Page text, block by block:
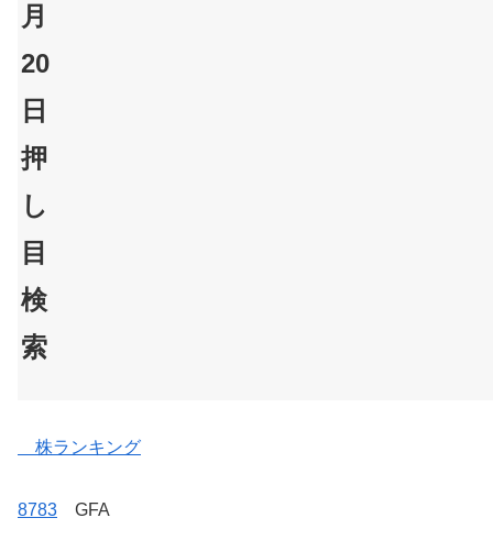
月
20
日
押
し
目
検
索
株ランキング
8783 GFA